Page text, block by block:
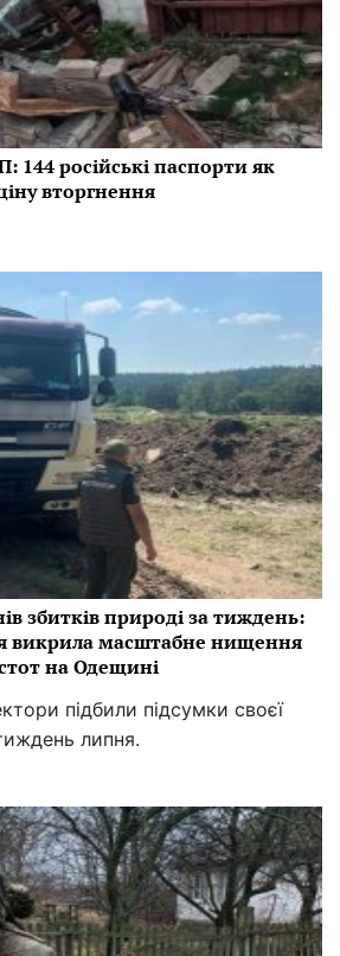
144 російські паспорти як
вторгнення
збитків природі за тиждень:
викрила масштабне нищення
на Одещині
підбили підсумки своєї
липня.